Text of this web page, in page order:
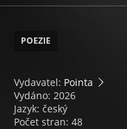
POEZIE
Vydavatel: Pointa
Vydáno: 2026
Jazyk: český
Počet stran: 48